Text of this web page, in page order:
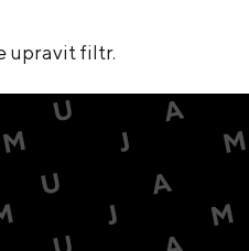
upravit filtr.